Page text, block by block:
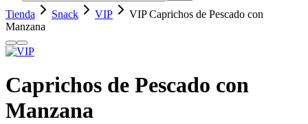
Tienda Snack VIP
VIP Caprichos de Pescado con
Manzana
Caprichos de Pescado con
Manzana